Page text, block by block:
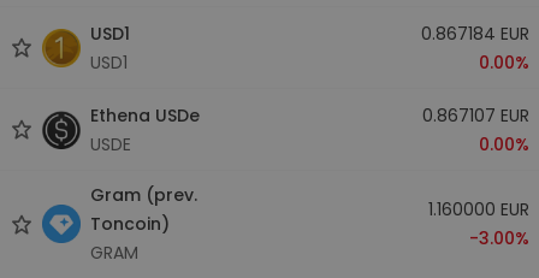
USD1
USD1
0.867184 EUR
0.00%
Ethena USDe
USDE
0.867107 EUR
0.00%
Gram (prev.
Toncoin)
GRAM
1.160000 EUR
-3.00%